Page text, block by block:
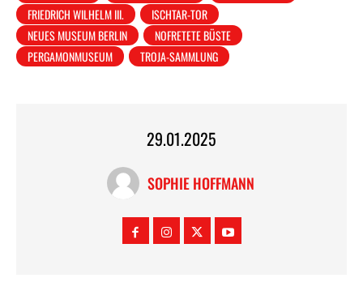
FRIEDRICH WILHELM III.
ISCHTAR-TOR
NEUES MUSEUM BERLIN
NOFRETETE BÜSTE
PERGAMONMUSEUM
TROJA-SAMMLUNG
29.01.2025
SOPHIE HOFFMANN